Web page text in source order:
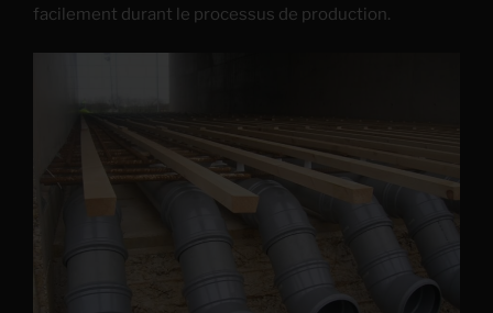
facilement durant le processus de production.